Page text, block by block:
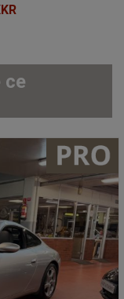
ce